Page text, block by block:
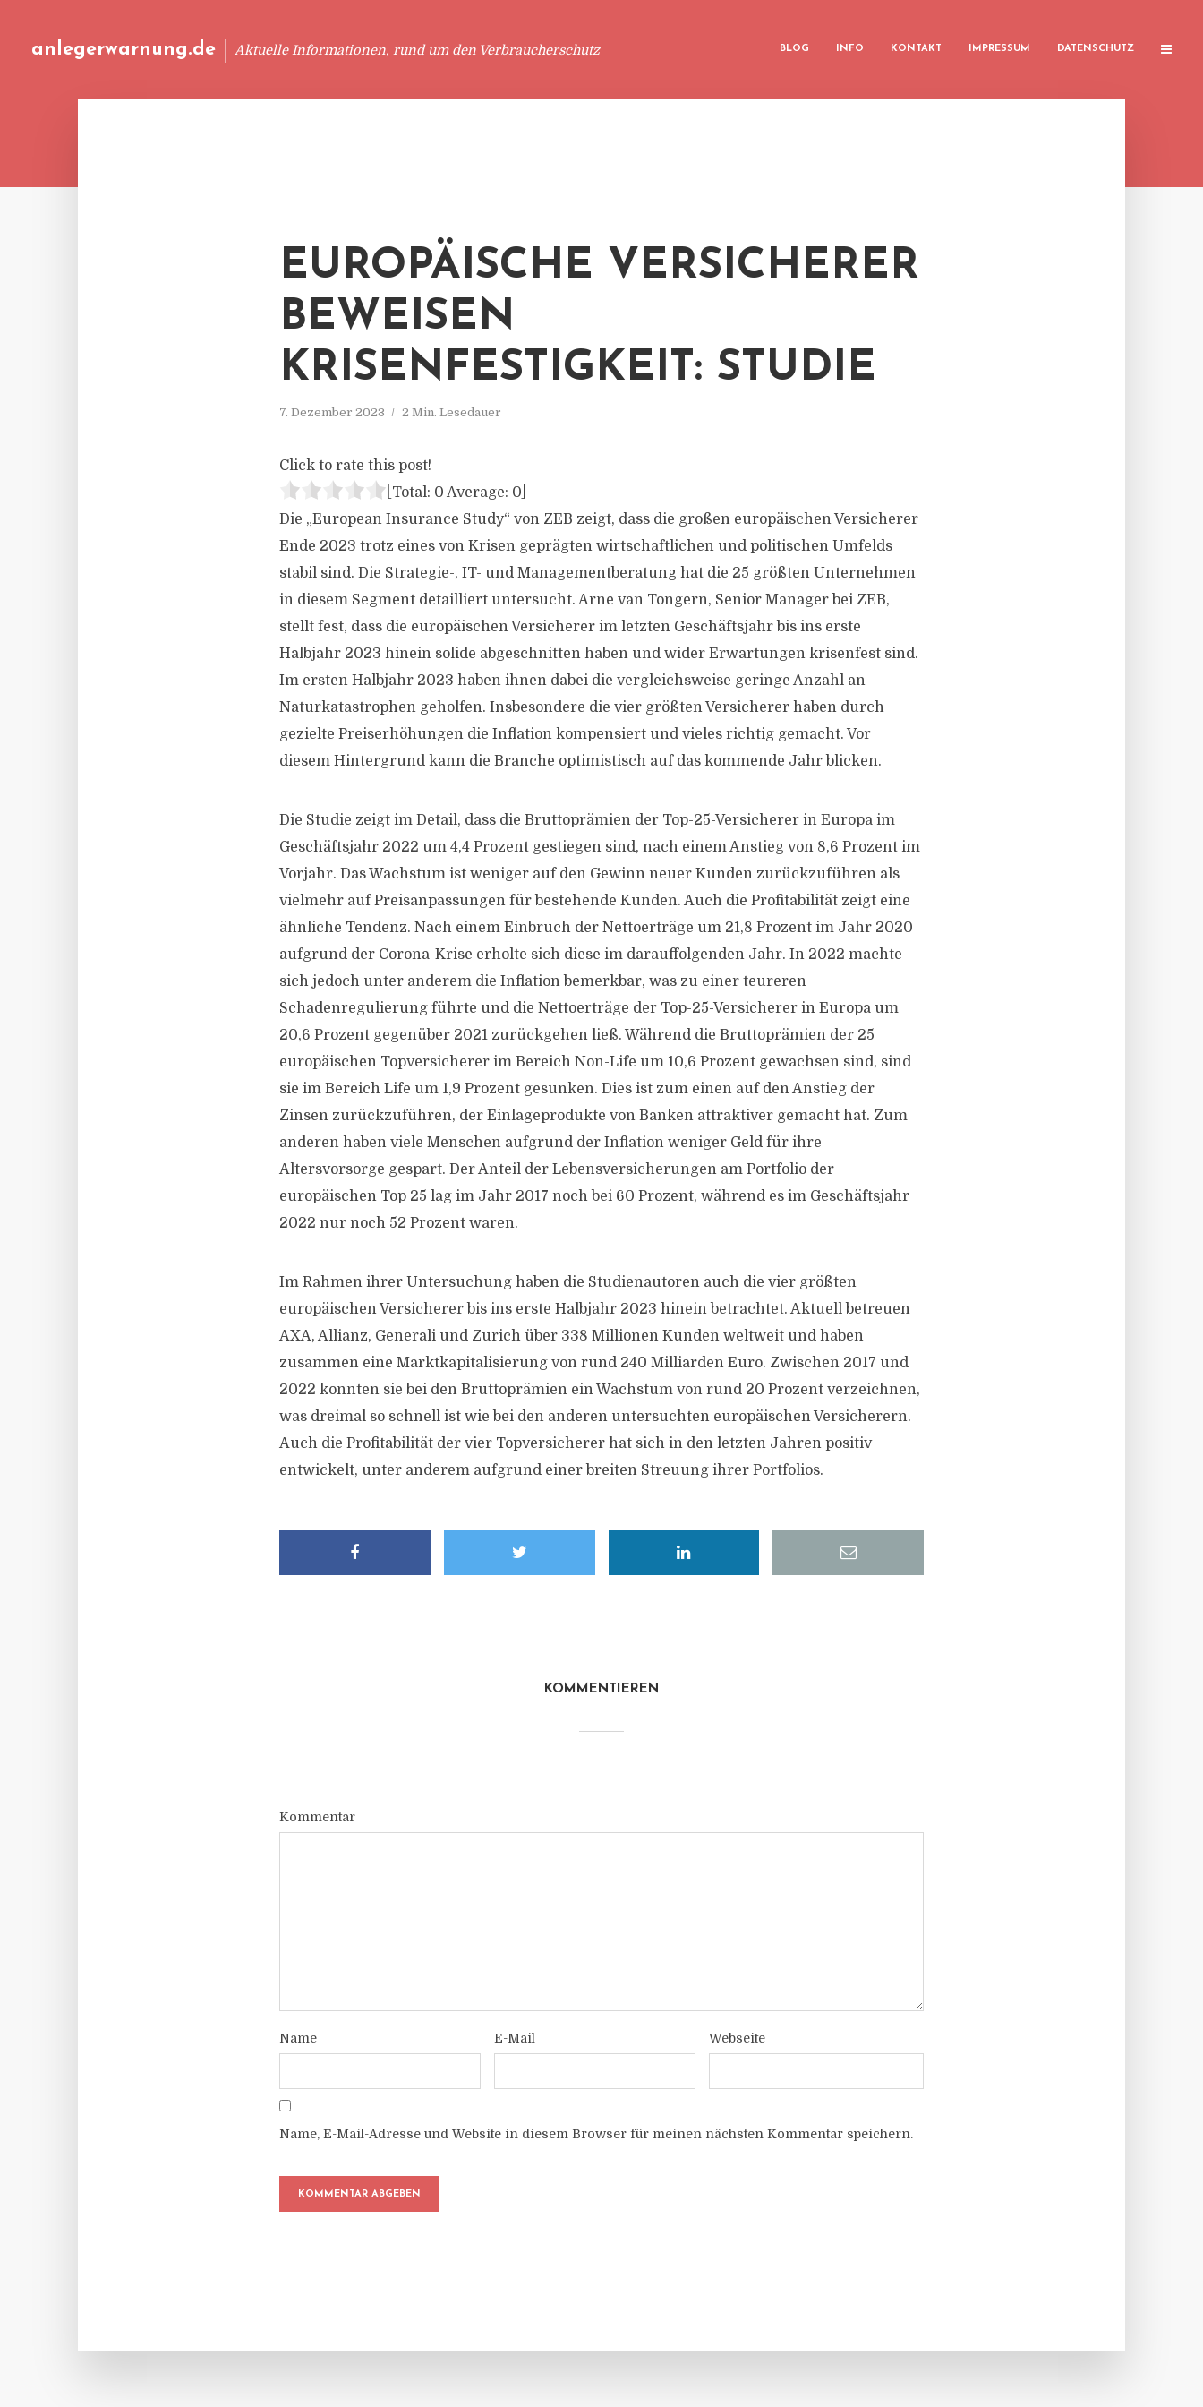
anlegerwarnung.de Aktuelle Informationen, rund um den Verbraucherschutz BLOG INFO KONTAKT IMPRESSUM DATENSCHUTZ
EUROPÄISCHE VERSICHERER
BEWEISEN
KRISENFESTIGKEIT: STUDIE
7. Dezember 2023 2 Min. Lesedauer
Click to rate this post!
[Total: 0 Average: 0
Die „European Insurance Study“ von ZEB zeigt, dass die großen europäischen Versicherer
Ende 2023 trotz eines von Krisen geprägten wirtschaftlichen und politischen Umfelds
stabil sind. Die Strategie-, IT- und Managementberatung hat die 25 größten Unternehmen
in diesem Segment detailliert untersucht. Arne van Tongern, Senior Manager bei ZEB,
stellt fest, dass die europäischen Versicherer im letzten Geschäftsjahr bis ins erste
Halbjahr 2023 hinein solide abgeschnitten haben und wider Erwartungen krisenfest sind.
Im ersten Halbjahr 2023 haben ihnen dabei die vergleichsweise geringe Anzahl an
Naturkatastrophen geholfen. Insbesondere die vier größten Versicherer haben durch
gezielte Preiserhöhungen die Inflation kompensiert und vieles richtig gemacht. Vor
diesem Hintergrund kann die Branche optimistisch auf das kommende Jahr blicken.
Die Studie zeigt im Detail, dass die Bruttoprämien der Top-25-Versicherer in Europa im
Geschäftsjahr 2022 um 4,4 Prozent gestiegen sind, nach einem Anstieg von 8,6 Prozent im
Vorjahr. Das Wachstum ist weniger auf den Gewinn neuer Kunden zurückzuführen als
vielmehr auf Preisanpassungen für bestehende Kunden. Auch die Profitabilität zeigt eine
ähnliche Tendenz. Nach einem Einbruch der Nettoerträge um 21,8 Prozent im Jahr 2020
aufgrund der Corona-Krise erholte sich diese im darauffolgenden Jahr. In 2022 machte
sich jedoch unter anderem die Inflation bemerkbar, was zu einer teureren
Schadenregulierung führte und die Nettoerträge der Top-25-Versicherer in Europa um
20,6 Prozent gegenüber 2021 zurückgehen ließ. Während die Bruttoprämien der 25
europäischen Topversicherer im Bereich Non-Life um 10,6 Prozent gewachsen sind, sind
sie im Bereich Life um 1,9 Prozent gesunken. Dies ist zum einen auf den Anstieg der
Zinsen zurückzuführen, der Einlageprodukte von Banken attraktiver gemacht hat. Zum
anderen haben viele Menschen aufgrund der Inflation weniger Geld für ihre
Altersvorsorge gespart. Der Anteil der Lebensversicherungen am Portfolio der
europäischen Top 25 lag im Jahr 2017 noch bei 60 Prozent, während es im Geschäftsjahr
2022 nur noch 52 Prozent waren.
Im Rahmen ihrer Untersuchung haben die Studienautoren auch die vier größten
europäischen Versicherer bis ins erste Halbjahr 2023 hinein betrachtet. Aktuell betreuen
AXA, Allianz, Generali und Zurich über 338 Millionen Kunden weltweit und haben
zusammen eine Marktkapitalisierung von rund 240 Milliarden Euro. Zwischen 2017 und
2022 konnten sie bei den Bruttoprämien ein Wachstum von rund 20 Prozent verzeichnen,
was dreimal so schnell ist wie bei den anderen untersuchten europäischen Versicherern.
Auch die Profitabilität der vier Topversicherer hat sich in den letzten Jahren positiv
entwickelt, unter anderem aufgrund einer breiten Streuung ihrer Portfolios.
KOMMENTIEREN
Kommentar
Name E-Mail Webseite
Name, E-Mail-Adresse und Website in diesem Browser für meinen nächsten Kommentar speichern.